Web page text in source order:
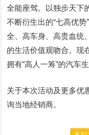
全能座驾。以独步天下
不断衍生出的“七高优
全、高车身、高贵血统
的生活价值观吻合。现
拥有“高人一筹”的汽车
关于本次活动及更多优
询当地经销商。